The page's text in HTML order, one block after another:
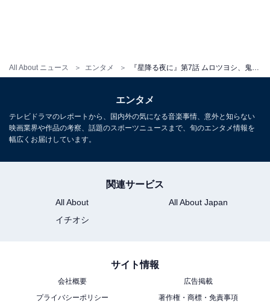
All About ニュース エンタメ
るのでしょうか。今後の展開から目が離せません。
エンタメ
テレビドラマのレポートから、国内外の気になる音楽事情、意外と知らない
映画業界や作品の考察、話題のスポーツニュースまで、旬のエンタメ情報を
幅広くお届けしています。
関連サービス
All About
All About Japan
イチオシ
サイト情報
会社概要
広告掲載
プライバシーポリシー
著作権・商標・免責事項